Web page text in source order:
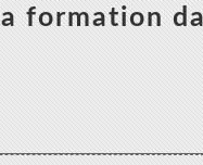
la formation